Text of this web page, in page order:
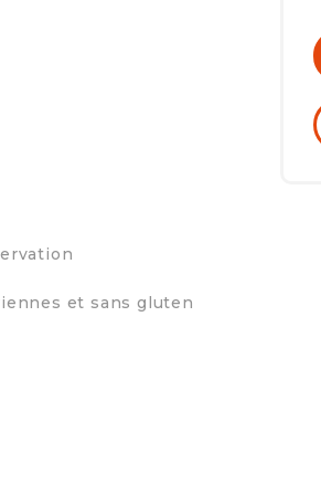
et sans gluten